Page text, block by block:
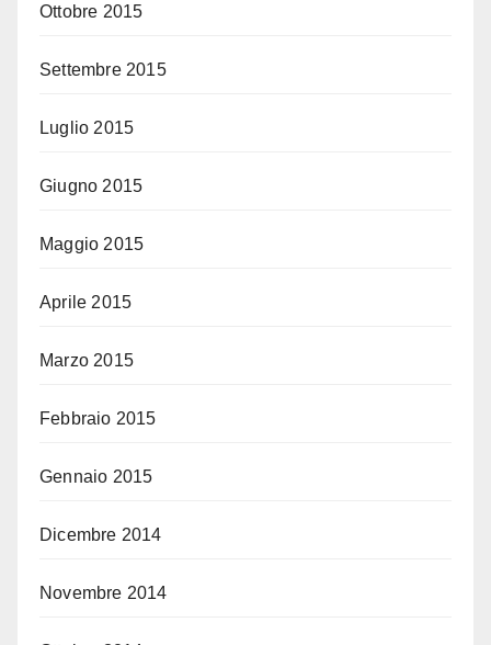
Ottobre 2015
Settembre 2015
Luglio 2015
Giugno 2015
Maggio 2015
Aprile 2015
Marzo 2015
Febbraio 2015
Gennaio 2015
Dicembre 2014
Novembre 2014